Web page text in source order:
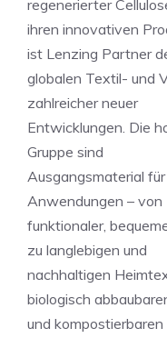
regenerierter
ihren innovativen
ist Lenzing Partner
globalen Textil- und
zahlreicher neuer
Entwicklungen. Die
Gruppe sind
Ausgangsmaterial
Anwendungen – von
funktionaler,
zu langlebigen und
nachhaltigen
biologisch
und